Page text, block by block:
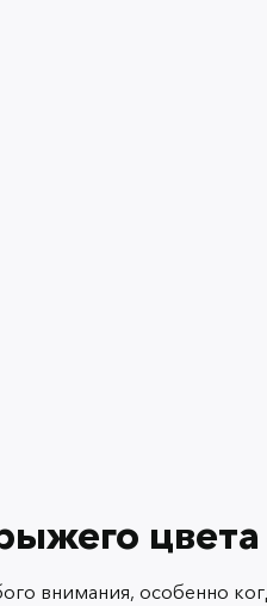
цвета
внимания, особенно